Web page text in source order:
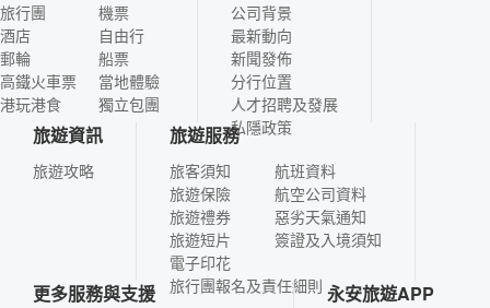
旅行團
酒店
郵輪
高鐵火車票
港玩港食
機票
自由行
船票
當地體驗
獨立包團
公司背景
最新動向
新聞發佈
分行位置
人才招聘及發展
私隱政策
旅遊資訊
旅遊攻略
旅遊服務
旅客須知
旅遊保險
旅遊禮券
旅遊短片
電子印花
航班資料
航空公司資料
惡劣天氣通知
簽證及入境須知
旅行團報名及責任細則
更多服務與支援 永安旅遊APP